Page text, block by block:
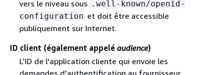
vers le niveau sous .well-known/openid-
configuration et doit être accessible
publiquement sur Internet.
ID client (également appelé audience)
L'ID de l'application cliente qui envoie les
demandes d'authentification au fournisseur